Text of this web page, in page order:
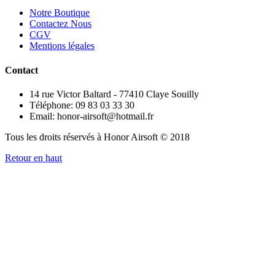
Notre Boutique
Contactez Nous
CGV
Mentions légales
Contact
14 rue Victor Baltard - 77410 Claye Souilly
Téléphone: 09 83 03 33 30
Email: honor-airsoft@hotmail.fr
Tous les droits réservés à Honor Airsoft © 2018
Retour en haut